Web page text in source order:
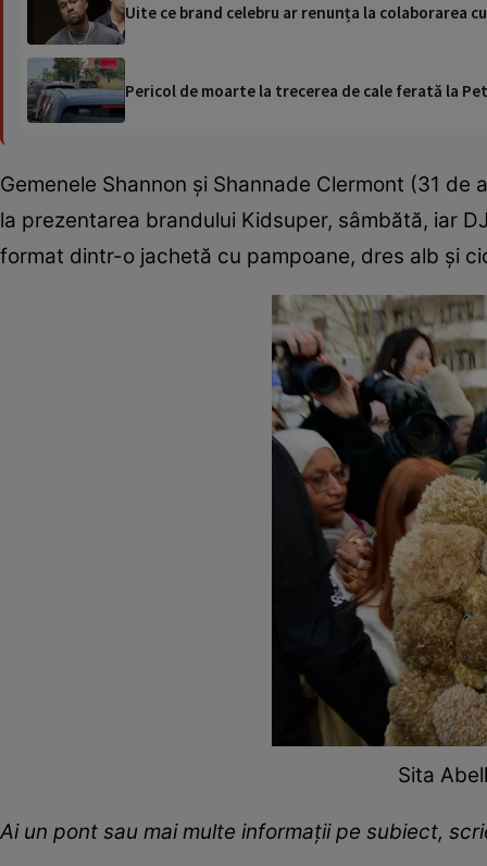
Uite ce brand celebru ar renunța la colaborarea
Pericol de moarte la trecerea de cale ferată la
Gemenele Shannon și Shannade Clermont (31
la prezentarea brandului Kidsuper, sâmbătă, iar
format dintr-o jachetă cu pampoane, dres alb și
Sita
Ai un pont sau mai multe informații pe subiect,